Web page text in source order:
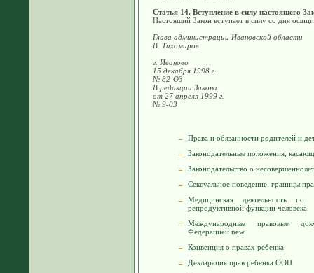
Статья 14. Вступление в силу настоящего
Настоящий Закон вступает в силу со дня
Глава администрации Ивановской области
В. Тихомиров
г. Иваново
15 декабря 1998 г.
№ 82-ОЗ
В редакции Закона
от 27 апреля 1999 г.
№ 9-03
Права и обязанности родителей и
Законодательные положения,
Законодательство о
Сексуальное поведение: границы
Медицинская деятельность
репродуктивной функции человека
Международные правовые
Федерацией new
Конвенция о правах ребенка
Декларация прав ребенка ООН